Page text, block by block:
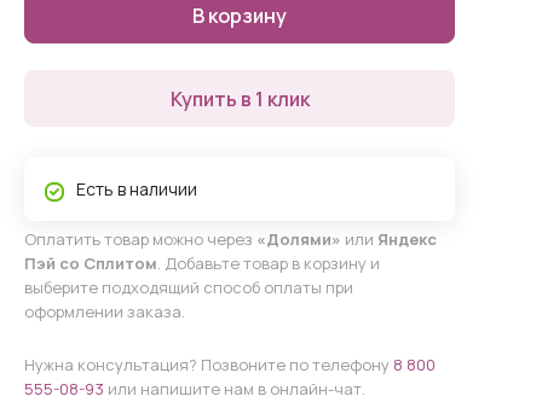
В корзину
Купить в 1 клик
Есть в наличии
Оплатить товар можно через «Долями» или Яндекс
Пэй со Сплитом. Добавьте товар в корзину и
выберите подходящий способ оплаты при
оформлении заказа.
Нужна консультация? Позвоните по телефону 8 800
555-08-93 или напишите нам в онлайн-чат.